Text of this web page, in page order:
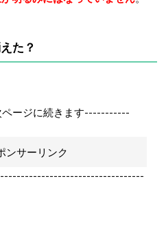
た？
ージに続きます-----------
ンサーリンク